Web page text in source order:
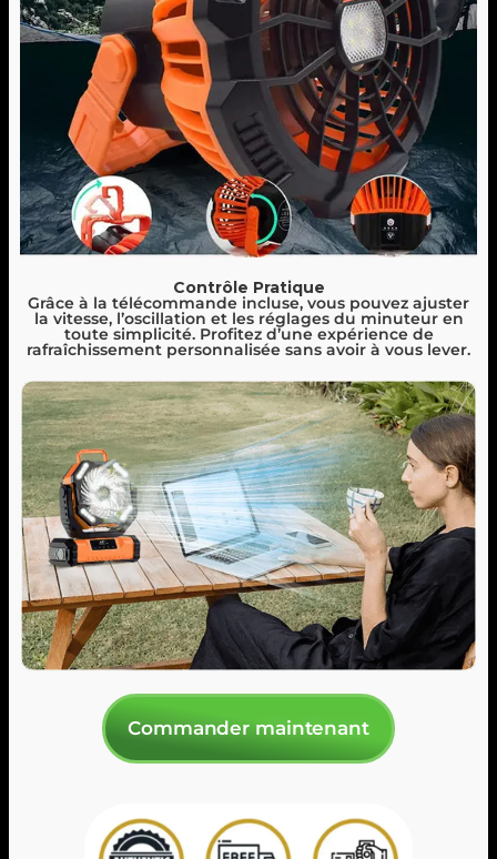
Contrôle Pratique
Grâce à la télécommande incluse, vous pouvez ajuster
la vitesse, l’oscillation et les réglages du minuteur en
toute simplicité. Profitez d’une expérience de
rafraîchissement personnalisée sans avoir à vous lever.
Commander maintenant